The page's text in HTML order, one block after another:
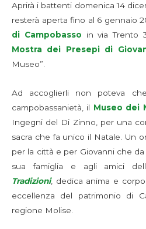
Aprirà i battenti domenica 14
resterà aperta fino al 6 gennaio
di Campobasso in via Trento
Mostra dei Presepi di
Museo”.
Ad accoglierli non poteva
campobassanietà, il Museo dei
Ingegni del Di Zinno, per una
sacra che fa unico il Natale. Un
per la città e per Giovanni che
sua famiglia e agli amici
Tradizioni, dedica anima e
eccellenza del patrimonio di
regione Molise.